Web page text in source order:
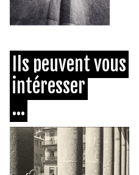
Ils peuvent vous
intéresser
...